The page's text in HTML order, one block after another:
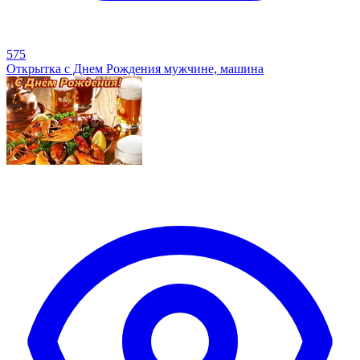
575
Открытка с Днем Рождения мужчине, машина